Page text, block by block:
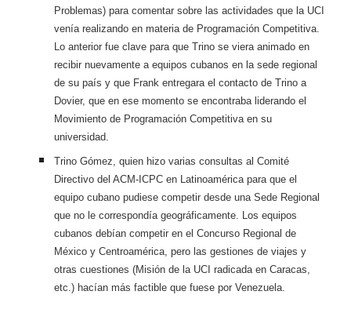
Problemas) para comentar sobre las actividades que la UCI
venía realizando en materia de Programación Competitiva.
Lo anterior fue clave para que Trino se viera animado en
recibir nuevamente a equipos cubanos en la sede regional
de su país y que Frank entregara el contacto de Trino a
Dovier, que en ese momento se encontraba liderando el
Movimiento de Programación Competitiva en su
universidad.
Trino Gómez, quien hizo varias consultas al Comité
Directivo del ACM-ICPC en Latinoamérica para que el
equipo cubano pudiese competir desde una Sede Regional
que no le correspondía geográficamente. Los equipos
cubanos debían competir en el Concurso Regional de
México y Centroamérica, pero las gestiones de viajes y
otras cuestiones (Misión de la UCI radicada en Caracas,
etc.) hacían más factible que fuese por Venezuela.